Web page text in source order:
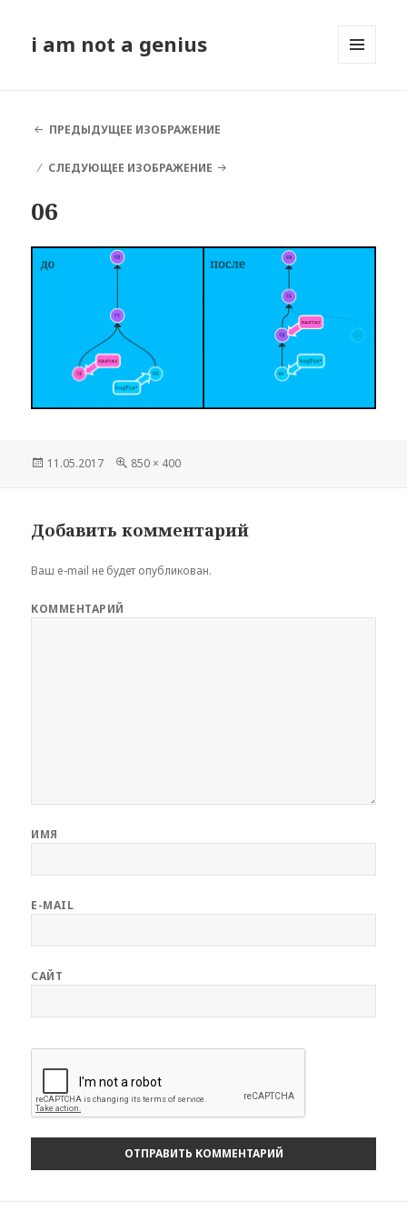
i am not a genius
ПРЕДЫДУЩЕЕ ИЗОБРАЖЕНИЕ
СЛЕДУЮЩЕЕ ИЗОБРАЖЕНИЕ
06
Опубликовано
11.05.2017
Полный
850 × 400
Добавить комментарий
Ваш e-mail не будет опубликован.
КОММЕНТАРИЙ
ИМЯ
E-MAIL
САЙТ